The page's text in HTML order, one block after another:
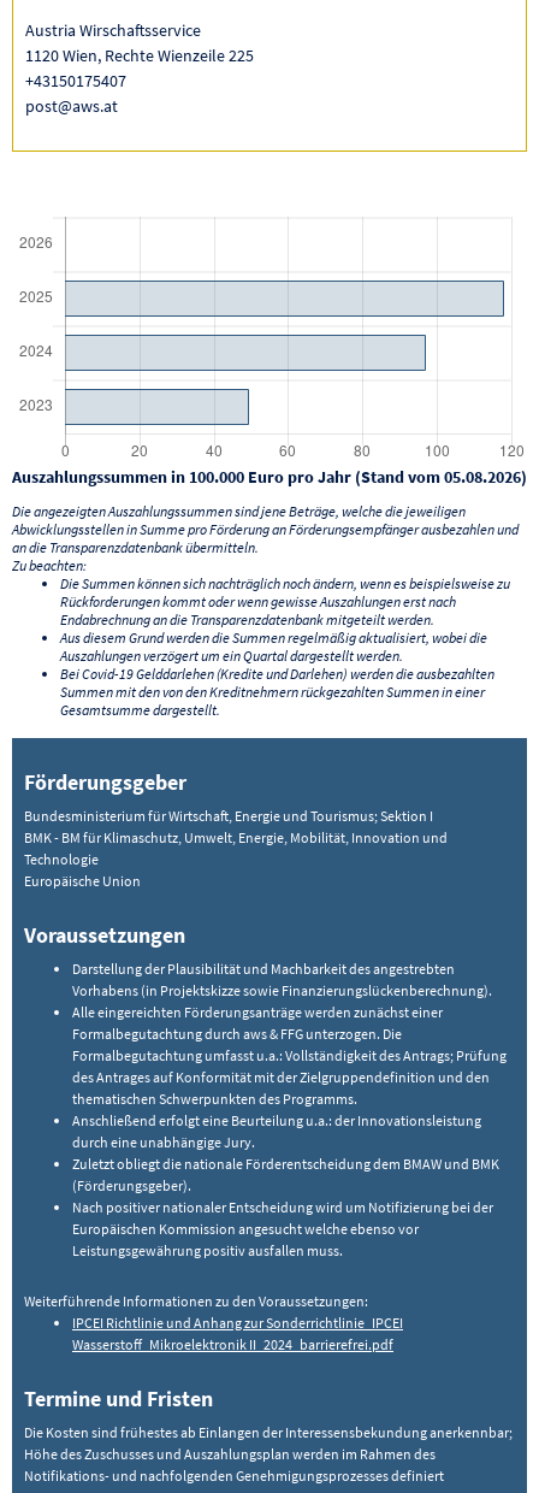
Austria Wirschaftsservice
1120 Wien, Rechte Wienzeile 225
+43150175407
post@aws.at
Auszahlungssummen in 100.000 Euro pro Jahr (Stand vom 05.08.2026)
Die angezeigten Auszahlungssummen sind jene Beträge, welche die jeweiligen
Abwicklungsstellen in Summe pro Förderung an Förderungsempfänger ausbezahlen und
an die Transparenzdatenbank übermitteln.
Zu beachten:
Die Summen können sich nachträglich noch ändern, wenn es beispielsweise zu
Rückforderungen kommt oder wenn gewisse Auszahlungen erst nach
Endabrechnung an die Transparenzdatenbank mitgeteilt werden.
Aus diesem Grund werden die Summen regelmäßig aktualisiert, wobei die
Auszahlungen verzögert um ein Quartal dargestellt werden.
Bei Covid-19 Gelddarlehen (Kredite und Darlehen) werden die ausbezahlten
Summen mit den von den Kreditnehmern rückgezahlten Summen in einer
Gesamtsumme dargestellt.
Förderungsgeber
Bundesministerium für Wirtschaft, Energie und Tourismus; Sektion I
BMK - BM für Klimaschutz, Umwelt, Energie, Mobilität, Innovation und
Technologie
Europäische Union
Voraussetzungen
Darstellung der Plausibilität und Machbarkeit des angestrebten
Vorhabens (in Projektskizze sowie Finanzierungslückenberechnung).
Alle eingereichten Förderungsanträge werden zunächst einer
Formalbegutachtung durch aws & FFG unterzogen. Die
Formalbegutachtung umfasst u.a.: Vollständigkeit des Antrags; Prüfung
des Antrages auf Konformität mit der Zielgruppendefinition und den
thematischen Schwerpunkten des Programms.
Anschließend erfolgt eine Beurteilung u.a.: der Innovationsleistung
durch eine unabhängige Jury.
Zuletzt obliegt die nationale Förderentscheidung dem BMAW und BMK
(Förderungsgeber).
Nach positiver nationaler Entscheidung wird um Notifizierung bei der
Europäischen Kommission angesucht welche ebenso vor
Leistungsgewährung positiv ausfallen muss.
Weiterführende Informationen zu den Voraussetzungen:
IPCEI Richtlinie und Anhang zur Sonderrichtlinie_IPCEI
Wasserstoff_Mikroelektronik II_2024_barrierefrei.pdf
Termine und Fristen
Die Kosten sind frühestes ab Einlangen der Interessensbekundung anerkennbar;
Höhe des Zuschusses und Auszahlungsplan werden im Rahmen des
Notifikations- und nachfolgenden Genehmigungsprozesses definiert